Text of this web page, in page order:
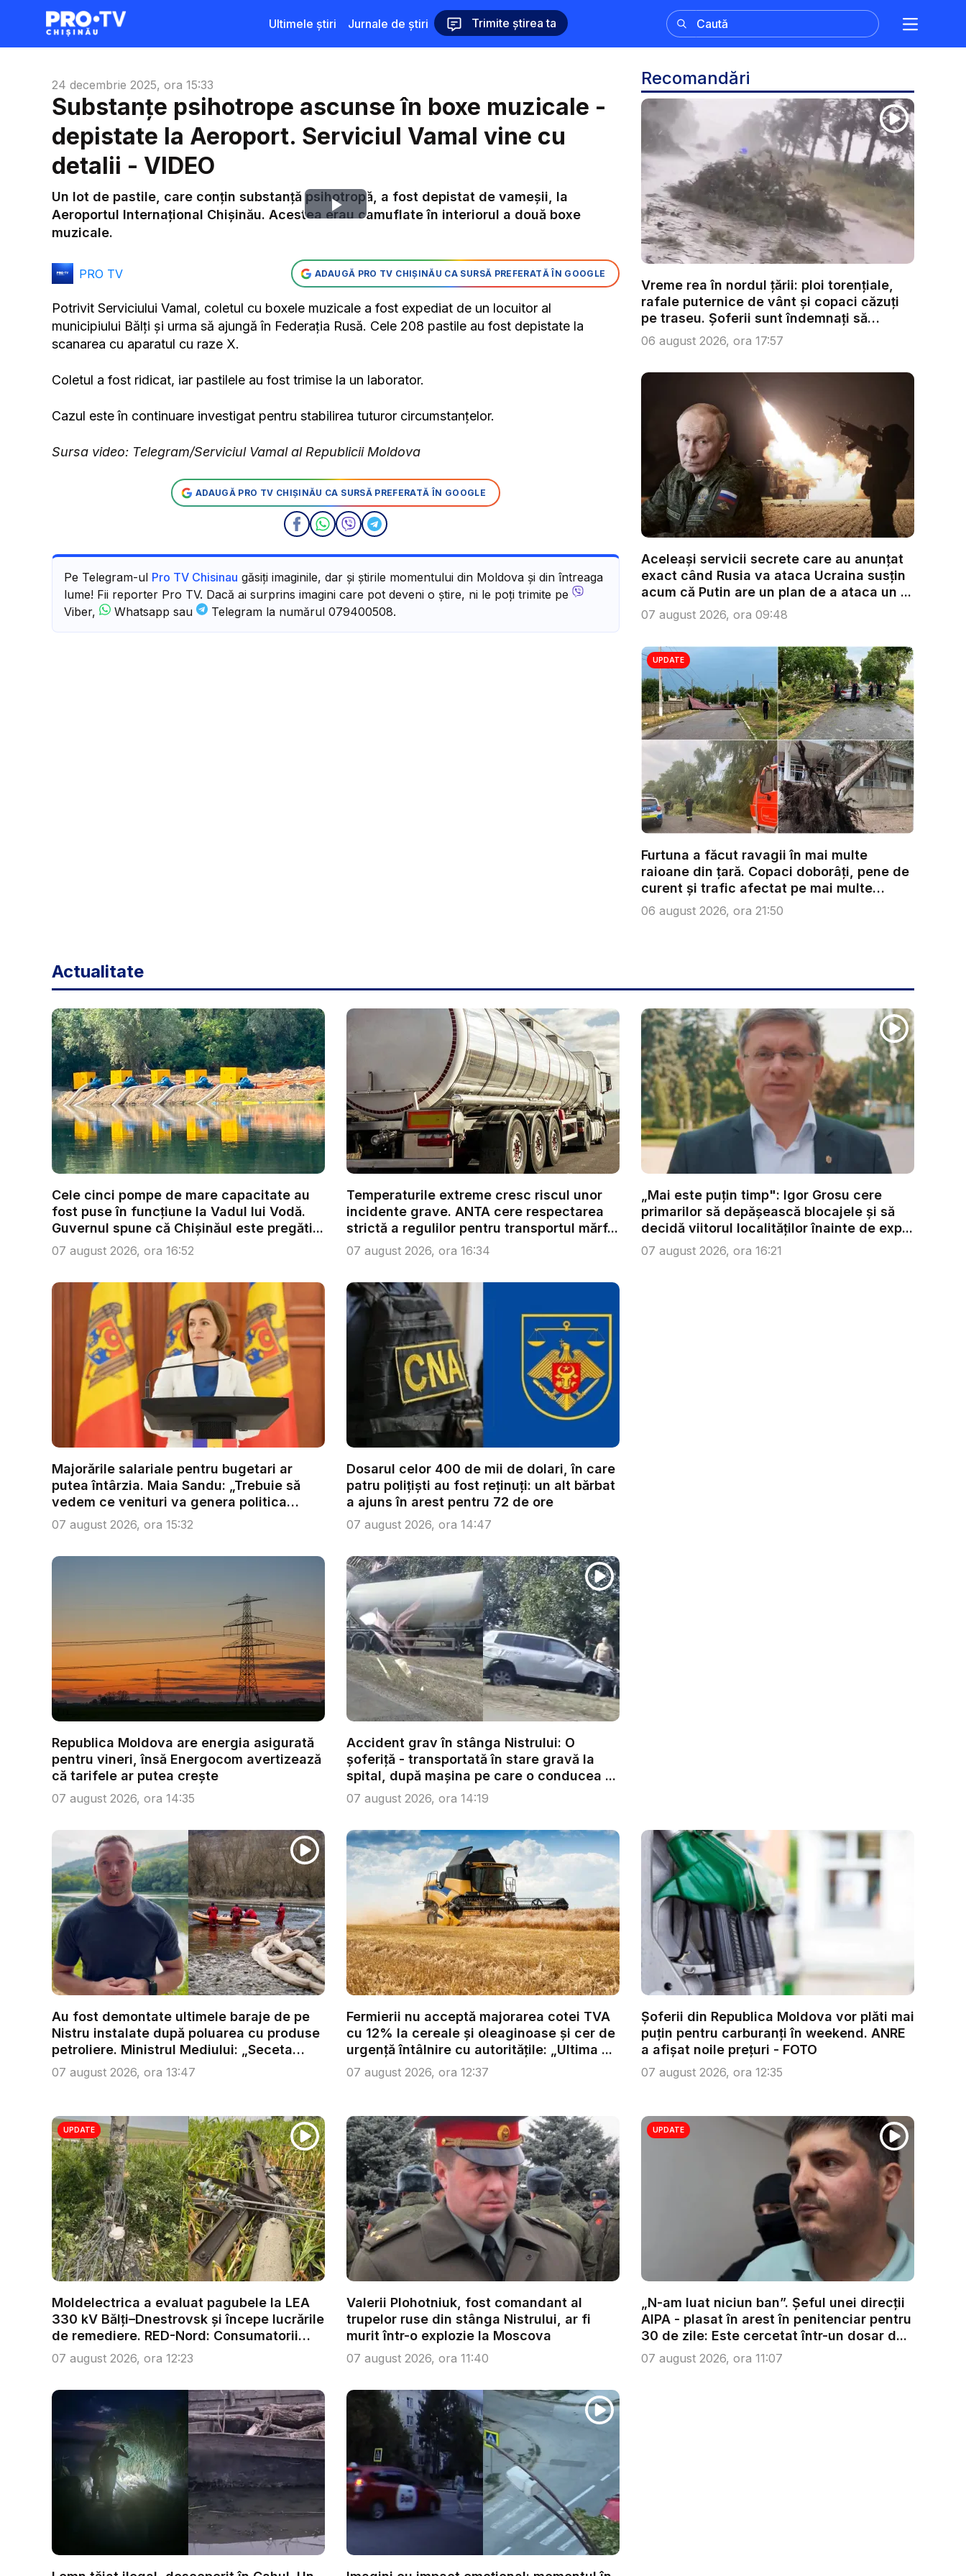
Ultimele știri Jurnale de știri Trimite știrea ta
24 decembrie 2025, ora 15:33
Substanțe psihotrope ascunse în boxe muzicale -
depistate la Aeroport. Serviciul Vamal vine cu
detalii - VIDEO
Play
Un lot de pastile, care conțin substanță psihotropă, a fost depistat de vameșii, la
Aeroportul Internațional Chișinău. Acestea erau camuflate în interiorul a două boxe
muzicale.
PRO TV ADAUGĂ PRO TV CHIȘINĂU CA SURSĂ PREFERATĂ ÎN GOOGLE
Potrivit Serviciului Vamal, coletul cu boxele muzicale a fost expediat de un locuitor al
municipiului Bălți și urma să ajungă în Federația Rusă. Cele 208 pastile au fost depistate la
scanarea cu aparatul cu raze X.
Coletul a fost ridicat, iar pastilele au fost trimise la un laborator.
Cazul este în continuare investigat pentru stabilirea tuturor circumstanțelor.
Sursa video: Telegram/Serviciul Vamal al Republicii Moldova
ADAUGĂ PRO TV CHIȘINĂU CA SURSĂ PREFERATĂ ÎN GOOGLE
Pe Telegram-ul Pro TV Chisinau găsiți imaginile, dar și știrile momentului din Moldova și din întreaga
lume! Fii reporter Pro TV. Dacă ai surprins imagini care pot deveni o știre, ni le poți trimite pe
Viber,
Whatsapp sau Telegram la numărul 079400508.
Recomandări
Vreme rea în nordul țării: ploi torențiale,
rafale puternice de vânt și copaci căzuți
pe traseu. Șoferii sunt îndemnați să
condu...
06 august 2026, ora 17:57
Aceleași servicii secrete care au anunțat
exact când Rusia va ataca Ucraina susțin
acum că Putin are un plan de a ataca un ...
07 august 2026, ora 09:48
UPDATE
Furtuna a făcut ravagii în mai multe
raioane din țară. Copaci doborâți, pene de
curent și trafic afectat pe mai multe
trase...
06 august 2026, ora 21:50
Actualitate
Cele cinci pompe de mare capacitate au
fost puse în funcțiune la Vadul lui Vodă.
Guvernul spune că Chișinăul este pregăti...
07 august 2026, ora 16:52
Temperaturile extreme cresc riscul unor
incidente grave. ANTA cere respectarea
strictă a regulilor pentru transportul mărf...
07 august 2026, ora 16:34
„Mai este puțin timp": Igor Grosu cere
primarilor să depășească blocajele și să
decidă viitorul localităților înainte de exp...
07 august 2026, ora 16:21
Majorările salariale pentru bugetari ar
putea întârzia. Maia Sandu: „Trebuie să
vedem ce venituri va genera politica
fisc...
07 august 2026, ora 15:32
Dosarul celor 400 de mii de dolari, în care
patru polițiști au fost reținuți: un alt bărbat
a ajuns în arest pentru 72 de ore
07 august 2026, ora 14:47
Republica Moldova are energia asigurată
pentru vineri, însă Energocom avertizează
că tarifele ar putea crește
07 august 2026, ora 14:35
Accident grav în stânga Nistrului: O
șoferiță - transportată în stare gravă la
spital, după mașina pe care o conducea ...
07 august 2026, ora 14:19
Au fost demontate ultimele baraje de pe
Nistru instalate după poluarea cu produse
petroliere. Ministrul Mediului: „Seceta
răm...
07 august 2026, ora 13:47
Fermierii nu acceptă majorarea cotei TVA
cu 12% la cereale și oleaginoase și cer de
urgență întâlnire cu autoritățile: „Ultima ...
07 august 2026, ora 12:37
Șoferii din Republica Moldova vor plăti mai
puțin pentru carburanți în weekend. ANRE
a afișat noile prețuri - FOTO
07 august 2026, ora 12:35
UPDATE
Moldelectrica a evaluat pagubele la LEA
330 kV Bălți–Dnestrovsk și începe lucrările
de remediere. RED-Nord: Consumatorii
nu...
07 august 2026, ora 12:23
Valerii Plohotniuk, fost comandant al
trupelor ruse din stânga Nistrului, ar fi
murit într-o explozie la Moscova
07 august 2026, ora 11:40
UPDATE
„N-am luat niciun ban”. Șeful unei direcții
AIPA - plasat în arest în penitenciar pentru
30 de zile: Este cercetat într-un dosar d...
07 august 2026, ora 11:07